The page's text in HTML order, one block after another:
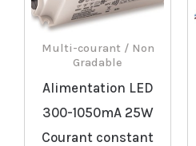
Multi-courant / Non
Gradable
Alimentation LED
300-1050mA 25W
Courant constant